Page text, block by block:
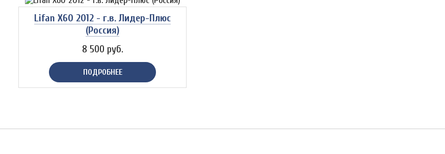
Lifan X60 2012 - г.в. Лидер-Плюс
(Россия)
8 500 руб.
ПОДРОБНЕЕ